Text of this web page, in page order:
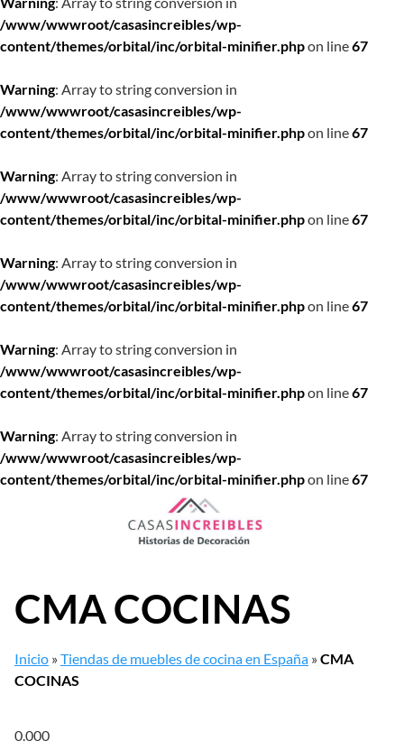
/www/wwwroot/casasincreibles/wp-
content/themes/orbital/inc/orbital-minifier.phpon line67
Warning: Array to string conversion in
/www/wwwroot/casasincreibles/wp-
content/themes/orbital/inc/orbital-minifier.phpon line67
Warning: Array to string conversion in
/www/wwwroot/casasincreibles/wp-
content/themes/orbital/inc/orbital-minifier.phpon line67
Warning: Array to string conversion in
/www/wwwroot/casasincreibles/wp-
content/themes/orbital/inc/orbital-minifier.phpon line67
Warning: Array to string conversion in
/www/wwwroot/casasincreibles/wp-
content/themes/orbital/inc/orbital-minifier.phpon line67
Warning: Array to string conversion in
/www/wwwroot/casasincreibles/wp-
content/themes/orbital/inc/orbital-minifier.phpon line67
CMA COCINAS
Inicio »Tiendas de muebles de cocina en España »CMA
COCINAS
0.000